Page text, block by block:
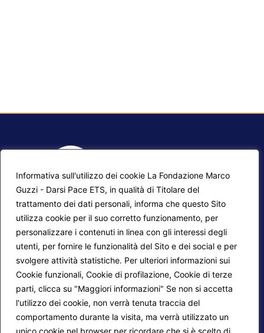
Informativa sull'utilizzo dei cookie La Fondazione Marco
Guzzi - Darsi Pace ETS, in qualità di Titolare del
trattamento dei dati personali, informa che questo Sito
utilizza cookie per il suo corretto funzionamento, per
personalizzare i contenuti in linea con gli interessi degli
utenti, per fornire le funzionalità del Sito e dei social e per
svolgere attività statistiche. Per ulteriori informazioni sui
Cookie funzionali, Cookie di profilazione, Cookie di terze
parti, clicca su "Maggiori informazioni" Se non si accetta
l'utilizzo dei cookie, non verrà tenuta traccia del
comportamento durante la visita, ma verrà utilizzato un
unico cookie nel browser per ricordare che si è scelto di
Mappa del sito
Progetti Darsi Pace
Login redattori
Calendario corsi
Privacy Policy
Cookie Policy